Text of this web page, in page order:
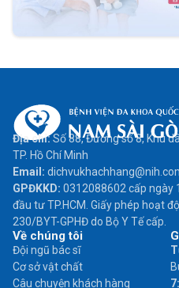
Địa chỉ:Số 88, Đường số 8, Khu
TP. Hồ Chí Minh
Email:
GPĐKKD: 0312088602 cấp ngày
đầu tư TP.HCM. Giấy phép hoạt
230/BYT-GPHĐ do Bộ Y Tế cấp.
Về chúng tôi
Đội ngũ bác sĩ
Cơ sở vật chất
Câu chuyện khách hàng